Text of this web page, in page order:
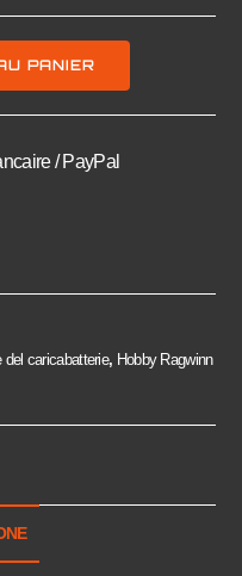
PANIER
/ PayPal
del caricabatterie, Hobby Ragwinn